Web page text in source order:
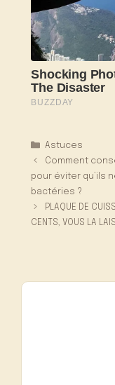
Catégories
Astuces
Comment
pour éviter qu’ils
bactéries ?
PLAQUE DE
CENTS, VOUS LA